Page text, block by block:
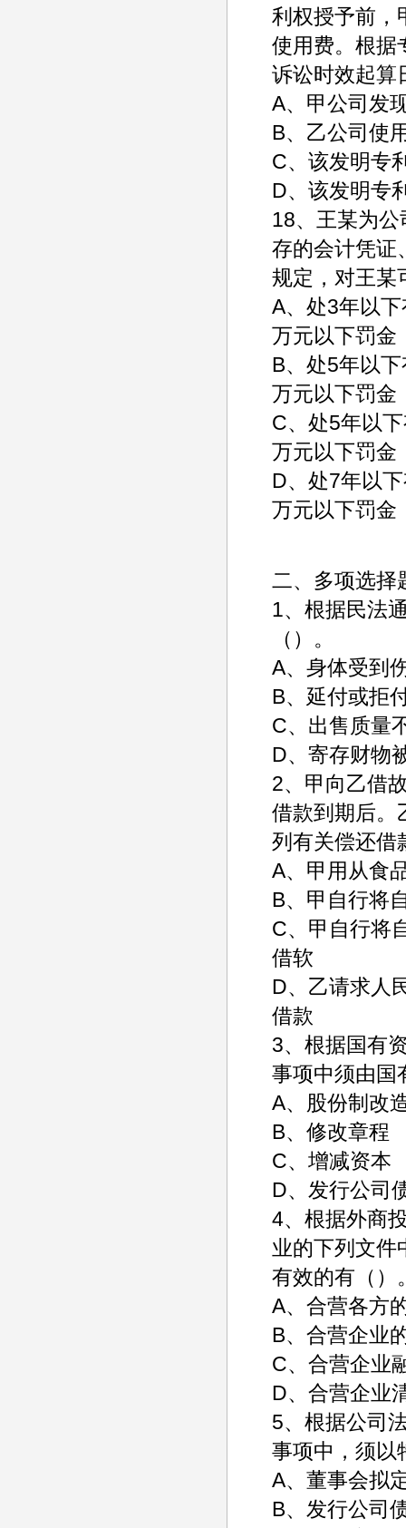
利权授予前，
使用费。根据
诉讼时效起算
A、甲公司
B、乙公司使
C、该
D、该发明专
18、王某为
存的会计凭证
规定，对王某
A、处3年以
万元以下罚金
B、处5年以
万元以下罚金
C、处5年以
万元以下罚金
D、处7年以
万元以下罚金
二、多项选择
1、根据民法
（）。
A、身体
B、延付或拒
C、出售质
D、寄存财物
2、甲向乙借
借款到期后。
列有关偿还借
A、甲用从食
B、甲自行将
C、甲自行将
借软
D、乙请求人
借款
3、根据国有
事项中须由国
A、股份
B、修改章程
C、增
D、发行公司
4、根据外商
业的下列文件
有效的有（）
A、合营
B、合营企业
C、合营企
D、合营企业
5、根据公司
事项中，须以
A、董事会
B、发行公司